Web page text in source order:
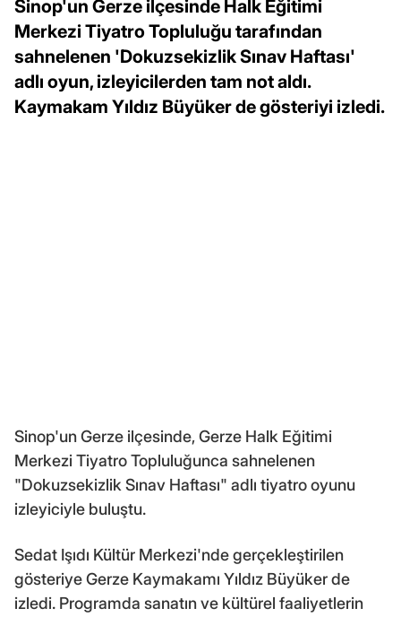
Sinop'un Gerze ilçesinde Halk Eğitimi
Merkezi Tiyatro Topluluğu tarafından
sahnelenen 'Dokuzsekizlik Sınav Haftası'
adlı oyun, izleyicilerden tam not aldı.
Kaymakam Yıldız Büyüker de gösteriyi izledi.
Sinop'un Gerze ilçesinde, Gerze Halk Eğitimi
Merkezi Tiyatro Topluluğunca sahnelenen
"Dokuzsekizlik Sınav Haftası" adlı tiyatro oyunu
izleyiciyle buluştu.
Sedat Işıdı Kültür Merkezi'nde gerçekleştirilen
gösteriye Gerze Kaymakamı Yıldız Büyüker de
izledi. Programda sanatın ve kültürel faaliyetlerin